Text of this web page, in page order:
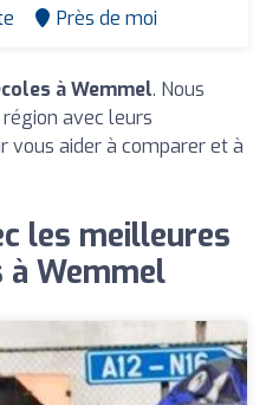
Près de moi
à Wemmel. Nous
avec leurs
vous aider à comparer et à
les meilleures
à Wemmel